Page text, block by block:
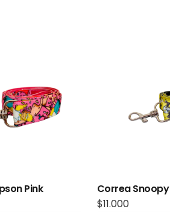
Pink
Correa Snoopy
$11.000